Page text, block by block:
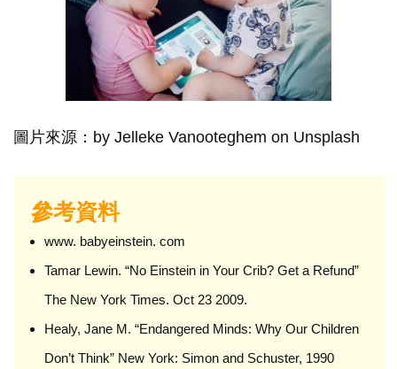
圖片來源：by Jelleke Vanooteghem on Unsplash
參考資料
www. babyeinstein. com
Tamar Lewin. “No Einstein in Your Crib? Get a Refund”
The New York Times. Oct 23 2009.
Healy, Jane M. “Endangered Minds: Why Our Children
Don’t Think” New York: Simon and Schuster, 1990